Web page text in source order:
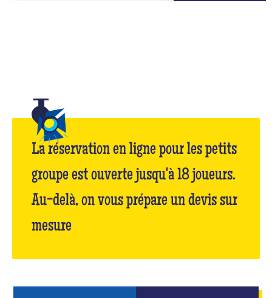
La réservation en ligne pour les petits
groupe est ouverte jusqu'à 18 joueurs.
Au-delà, on vous prépare un devis sur
mesure